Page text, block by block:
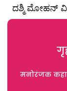
ದಶ್ಮಿ ಮೋಹನ್
मनोरंजक